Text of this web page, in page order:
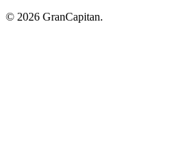
© 2026 GranCapitan.